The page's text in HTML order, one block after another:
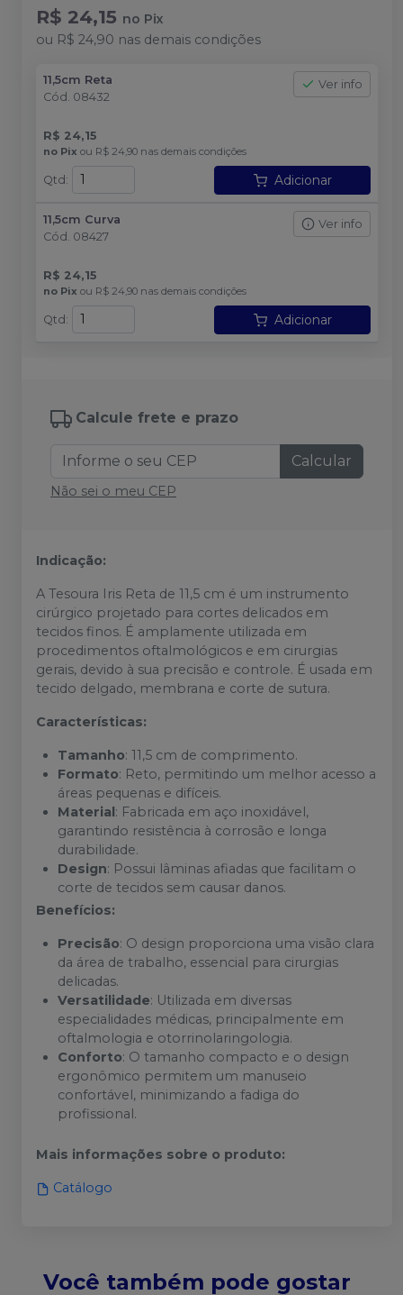
R$ 24,15 no Pix
ou R$ 24,90 nas demais condições
11,5cm Reta
Cód. 08432
Ver info
R$ 24,15
no Pix ou R$ 24,90 nas demais condições
Qtd : Adicionar
11,5cm Curva
Cód. 08427
Ver info
R$ 24,15
no Pix ou R$ 24,90 nas demais condições
Qtd : Adicionar
Calcule frete e prazo
Calcular
Não sei o meu CEP
Indicação:
A Tesoura Iris Reta de 11,5 cm é um instrumento
cirúrgico projetado para cortes delicados em
tecidos finos. É amplamente utilizada em
procedimentos oftalmológicos e em cirurgias
gerais, devido à sua precisão e controle. É usada em
tecido delgado, membrana e corte de sutura.
Características:
Tamanho: 11,5 cm de comprimento.
Formato: Reto, permitindo um melhor acesso a
áreas pequenas e difíceis.
Material: Fabricada em aço inoxidável,
garantindo resistência à corrosão e longa
durabilidade.
Design: Possui lâminas afiadas que facilitam o
corte de tecidos sem causar danos.
Benefícios:
Precisão: O design proporciona uma visão clara
da área de trabalho, essencial para cirurgias
delicadas.
Versatilidade: Utilizada em diversas
especialidades médicas, principalmente em
oftalmologia e otorrinolaringologia.
Conforto: O tamanho compacto e o design
ergonômico permitem um manuseio
confortável, minimizando a fadiga do
profissional.
Mais informações sobre o produto:
Catálogo
Você também pode gostar